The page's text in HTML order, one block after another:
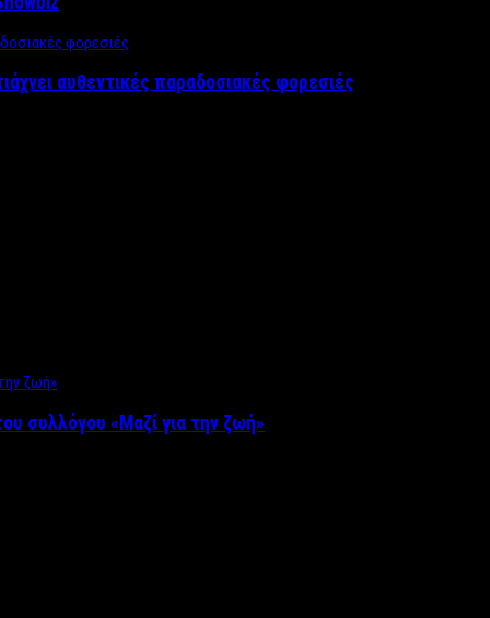
αυθεντικές παραδοσιακές φορεσιές
συλλόγου «Μαζί για την ζωή»